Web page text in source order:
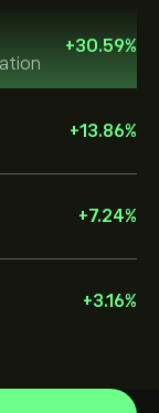
+30.59%
+13.86%
+7.24%
+3.16%